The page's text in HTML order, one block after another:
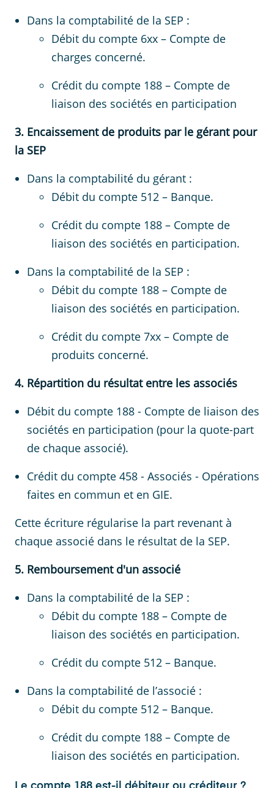
Dans la comptabilité de la SEP :
Débit du compte 6xx – Compte de
charges concerné.
Crédit du compte 188 – Compte de
liaison des sociétés en participation
3. Encaissement de produits par le gérant pour
la SEP
Dans la comptabilité du gérant :
Débit du compte 512 – Banque.
Crédit du compte 188 – Compte de
liaison des sociétés en participation.
Dans la comptabilité de la SEP :
Débit du compte 188 – Compte de
liaison des sociétés en participation.
Crédit du compte 7xx – Compte de
produits concerné.
4. Répartition du résultat entre les associés
Débit du compte 188 - Compte de liaison des
sociétés en participation (pour la quote-part
de chaque associé).
Crédit du compte 458 - Associés - Opérations
faites en commun et en GIE.
Cette écriture régularise la part revenant à
chaque associé dans le résultat de la SEP.
5. Remboursement d'un associé
Dans la comptabilité de la SEP :
Débit du compte 188 – Compte de
liaison des sociétés en participation.
Crédit du compte 512 – Banque.
Dans la comptabilité de l’associé :
Débit du compte 512 – Banque.
Crédit du compte 188 – Compte de
liaison des sociétés en participation.